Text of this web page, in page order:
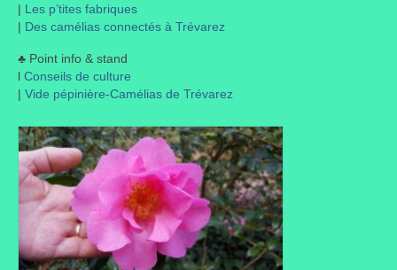
Entrées
Desserts
Autres
Infos pratiques
Règlement Intérieur – Statuts et cotisation JPL
2016/17
| Les p’tites fabriques
| Des camélias connectés à Trévarez
♣ Point info & stand
l Conseils de culture
| Vide pépinière-Camélias de Trévarez